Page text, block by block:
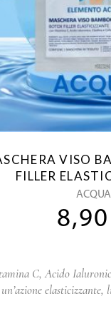
VISO
FILLER
ACQUA
8,90
C, Acido